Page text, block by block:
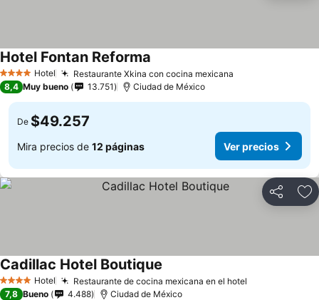
4 EstrellasHotel Restaurante Xkina con cocina mexicana
Hotel Fontan Reforma
8,4 Muy bueno 13.751 Ciudad de México
De $49.257
Mira precios de 12 páginas Ver precios
Compartir
4 EstrellasHotel Restaurante de cocina mexicana en el hotel
Cadillac Hotel Boutique
7,8 Bueno 4.488 Ciudad de México